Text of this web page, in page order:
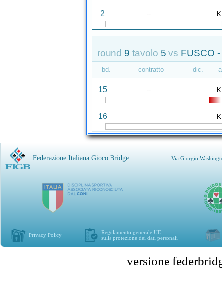
2 -- K
round 9 tavolo 5 vs FUSCO
bd. contratto dic.
15 -- K
16 -- K
Federazione Italiana Gioco Bridge Via Giorgio
Privacy Policy
Regolamento generale UE
sulla protezione dei dati personali
versione